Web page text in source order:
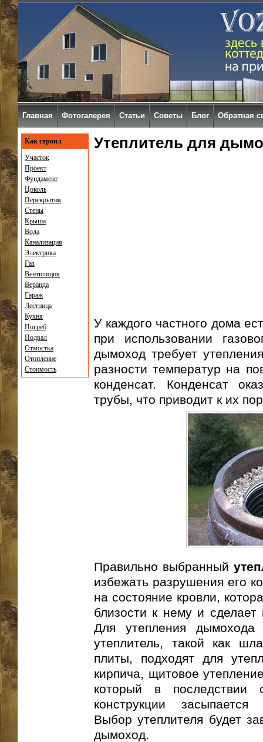
Утеплитель для
У каждого частного дома
при использовании
дымоход требует
разности температур на
конденсат. Конденсат
трубы, что приводит к их
Правильно выбранный
избежать разрушения его
на состояние кровли,
близости к нему и
Для утепления дымохода
утеплитель, такой как
плиты, подходят для
кирпича, щитовое
который в последствии
конструкции
Выбор утеплителя будет
дымоход.
Как строил
Участок
Проект
Фундамент
Цоколь
Перекрытия
Стены
Крыша
Вода
Канализация
Электрика
Газ
Вентиляция
Веранда
Гараж
Лестница
Кухня
Погреб
Подвал
Отмостка
Отопление
Стоимость
Главная Фотогалерея Статьи Советы Блог Обратная